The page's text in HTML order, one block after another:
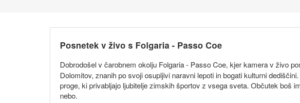
Posnetek v živo s Folgaria - Passo Coe
Dobrodošel v čarobnem okolju Folgaria - Passo Coe, kjer kamera v živo
Dolomitov, znanih po svoji osupljivi naravni lepoti in bogati kulturni
proge, ki privabljajo ljubitelje zimskih športov z vsega sveta. Občutek boš
nebo.